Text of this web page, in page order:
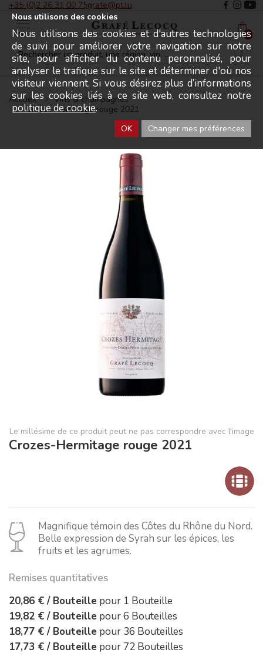
+35 (0)2 26 31 00 75grafe@pt.lu
Menu 0
Accueil
Vins & champagnes
Crozes-Hermitage rouge 2021
Le millésime de ce produit peut ne pas correspondre avec l'image
Crozes-Hermitage rouge 2021
Magnifique témoin des Côtes du Rhône du Nord.
Belle expression de Syrah sur les épices, les
fruits et les agrumes.
Remises quantitatives
20,86 € / Bouteille pour 1 Bouteille
19,82 € / Bouteille pour6 Bouteilles
18,77 € / Bouteille pour 36 Bouteilles
17,73 € / Bouteille pour 72 Bouteilles
Nous utilisons des cookies
Nous utilisons des cookies et d'autres technologies
de suivi pour améliorer votre navigation sur notre
site, pour afficher du contenu peronnalisé, pour
analyser le trafique sur le site et déterminer d'où nos
visiteur viennent. Si vous désirez plus d’informations
sur les cookies liés à ce site web, consultez notre
politique de cookie.
OK Changer mes préférences